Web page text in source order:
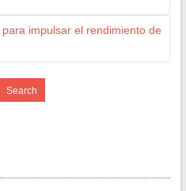
impulsar el rendimiento de
Search